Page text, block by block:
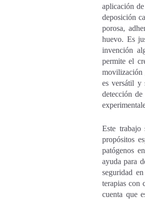
aplicación
deposición
porosa,
huevo. Es
invención
permite el
movilización
es versátil y
detección
Este trabajo
propósitos
patógenos
ayuda para
seguridad
terapias con
cuenta que